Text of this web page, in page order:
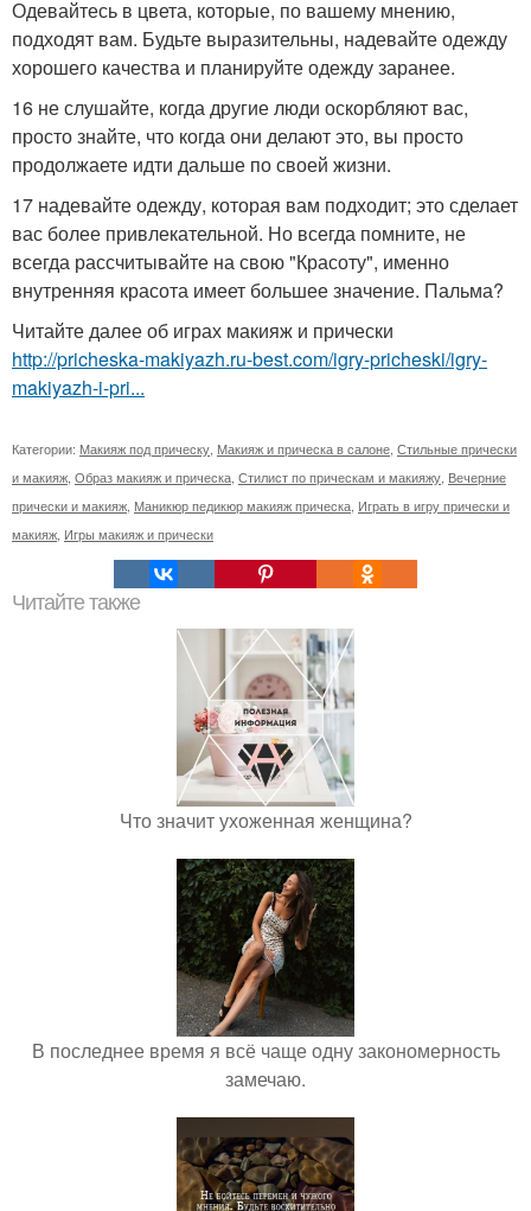
Одевайтесь в цвета, которые, по вашему мнению,
подходят вам. Будьте выразительны, надевайте одежду
хорошего качества и планируйте одежду заранее.
16 не слушайте, когда другие люди оскорбляют вас,
просто знайте, что когда они делают это, вы просто
продолжаете идти дальше по своей жизни.
17 надевайте одежду, которая вам подходит; это сделает
вас более привлекательной. Но всегда помните, не
всегда рассчитывайте на свою "Красоту", именно
внутренняя красота имеет большее значение. Пальма?
Читайте далее об играх макияж и прически
http://pricheska-makiyazh.ru-best.com/igry-pricheski/igry-
makiyazh-i-pri...
Категории: Макияж под прическу Макияж и прическа в салоне Стильные прически
и макияж Образ макияж и прическа Стилист по прическам и макияжу Вечерние
прически и макияж Маникюр педикюр макияж прическа Играть в игру прически и
макияж Игры макияж и прически
Читайте также
Что значит ухоженная женщина?
В последнее время я всё чаще одну закономерность
замечаю.